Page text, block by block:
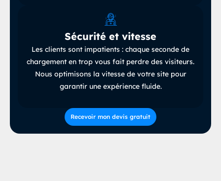
Sécurité et vitesse
Les clients sont impatients : chaque seconde de
chargement en trop vous fait perdre des visiteurs.
Nous optimisons la vitesse de votre site pour
garantir une expérience fluide.
Recevoir mon devis gratuit